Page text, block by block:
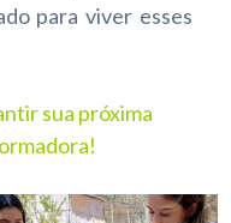
para viver esses
sua próxima